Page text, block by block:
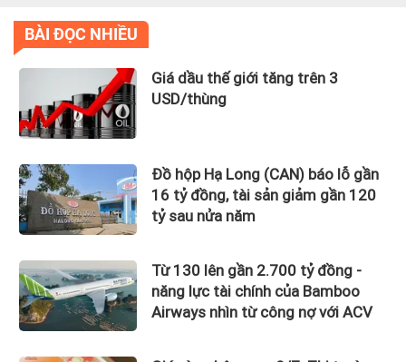
BÀI ĐỌC NHIỀU
Giá dầu thế giới tăng trên 3
USD/thùng
Đồ hộp Hạ Long (CAN) báo lỗ gần
16 tỷ đồng, tài sản giảm gần 120
tỷ sau nửa năm
Từ 130 lên gần 2.700 tỷ đồng -
năng lực tài chính của Bamboo
Airways nhìn từ công nợ với ACV